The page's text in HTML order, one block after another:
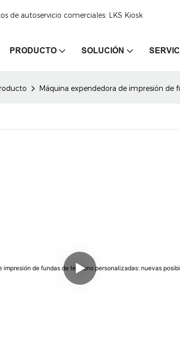
de autoservicio comerciales: LKS Kiosk
PRODUCTO SOLUCIÓN
Máquina expendedora de impresión de